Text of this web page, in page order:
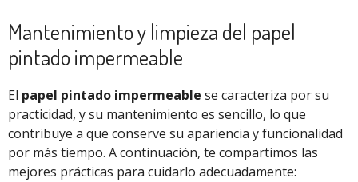
Mantenimiento y limpieza del papel
pintado impermeable
El papel pintado impermeable se caracteriza por su
practicidad, y su mantenimiento es sencillo, lo que
contribuye a que conserve su apariencia y funcionalidad
por más tiempo. A continuación, te compartimos las
mejores prácticas para cuidarlo adecuadamente: